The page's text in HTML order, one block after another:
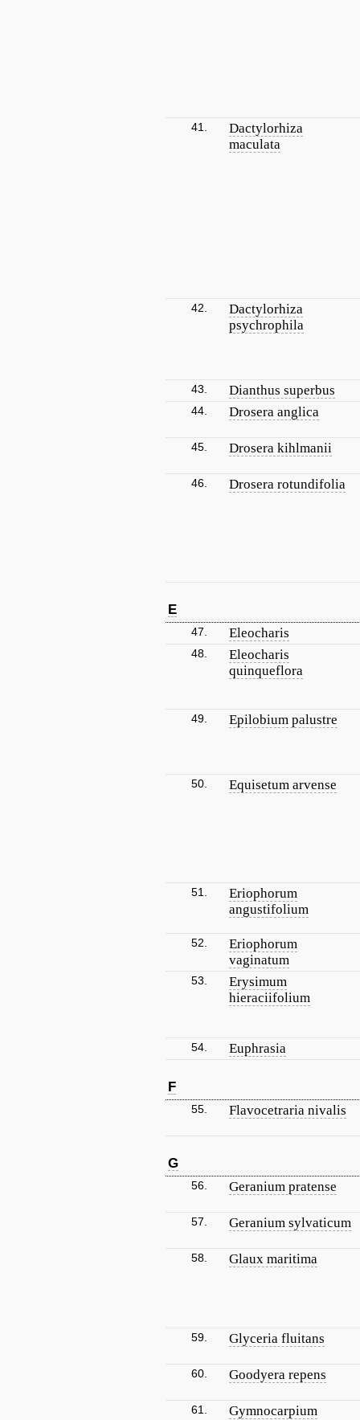
41.
Dactylorhiza
maculata
42.
Dactylorhiza
psychrophila
43. Dianthus superbus
44. Drosera anglica
45. Drosera kihlmanii
46. Drosera rotundifolia
E
47. Eleocharis
48.
Eleocharis
quinqueflora
49. Epilobium palustre
50. Equisetum arvense
51.
Eriophorum
angustifolium
52.
Eriophorum
vaginatum
53.
Erysimum
hieraciifolium
54. Euphrasia
F
55. Flavocetraria nivalis
G
56. Geranium pratense
57. Geranium sylvaticum
58. Glaux maritima
59. Glyceria fluitans
60. Goodyera repens
61.
Gymnocarpium